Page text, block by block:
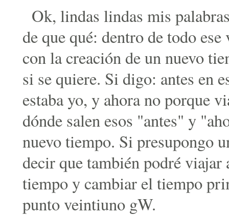
Ok, lindas lindas mis
de que qué: dentro de todo
con la creación de un nuevo
si se quiere. Si digo: antes en
estaba yo, y ahora no porque
dónde salen esos "antes" y
nuevo tiempo. Si presupongo
decir que también podré viajar
tiempo y cambiar el tiempo
punto veintiuno gW.